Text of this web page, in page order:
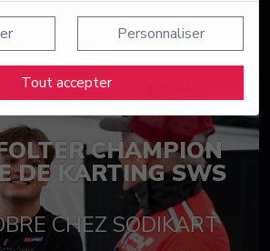
Personnaliser
Tout accepter
actualités
CHAMPION
DE KARTING SWS
CHEZ SODIKART